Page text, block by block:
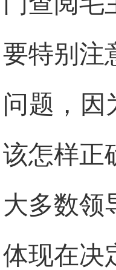
要特别注
问题，因
该怎样正
大多数领
体现在决